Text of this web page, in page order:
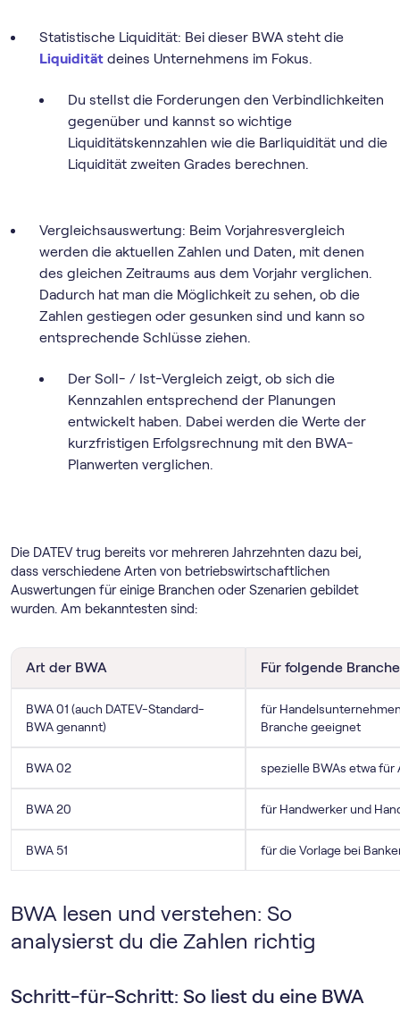
Statistische Liquidität: Bei dieser BWA steht die
Liquidität deines Unternehmens im Fokus.
Du stellst die Forderungen den Verbindlichkeiten
gegenüber und kannst so wichtige
Liquiditätskennzahlen wie die Barliquidität und die
Liquidität zweiten Grades berechnen.
Vergleichsauswertung: Beim Vorjahresvergleich
werden die aktuellen Zahlen und Daten, mit denen
des gleichen Zeitraums aus dem Vorjahr verglichen.
Dadurch hat man die Möglichkeit zu sehen, ob die
Zahlen gestiegen oder gesunken sind und kann so
entsprechende Schlüsse ziehen.
Der Soll- / Ist-Vergleich zeigt, ob sich die
Kennzahlen entsprechend der Planungen
entwickelt haben. Dabei werden die Werte der
kurzfristigen Erfolgsrechnung mit den BWA-
Planwerten verglichen.
Die DATEV trug bereits vor mehreren Jahrzehnten dazu bei,
dass verschiedene Arten von betriebswirtschaftlichen
Auswertungen für einige Branchen oder Szenarien gebildet
wurden. Am bekanntesten sind:
Art der BWA Für folgende
BWA 01 (auch DATEV-Standard-
BWA genannt)
für
Branche geeignet
BWA 02 spezielle BWAs etwa
BWA 20 für Handwerker und
BWA 51 für die Vorlage bei
BWA lesen und verstehen: So
analysierst du die Zahlen richtig
Schritt-für-Schritt: So liest du eine BWA